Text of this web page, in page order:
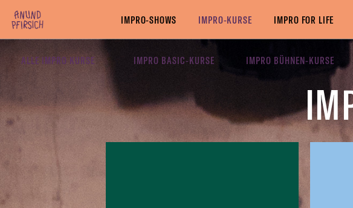
Zum Inhalt springen
IMPRO-SHOWS IMPRO-KURSE IMPRO FOR LIFE
ALLE IMPRO KURSE IMPRO BASIC-KURSE IMPRO BÜHNEN-KURSE